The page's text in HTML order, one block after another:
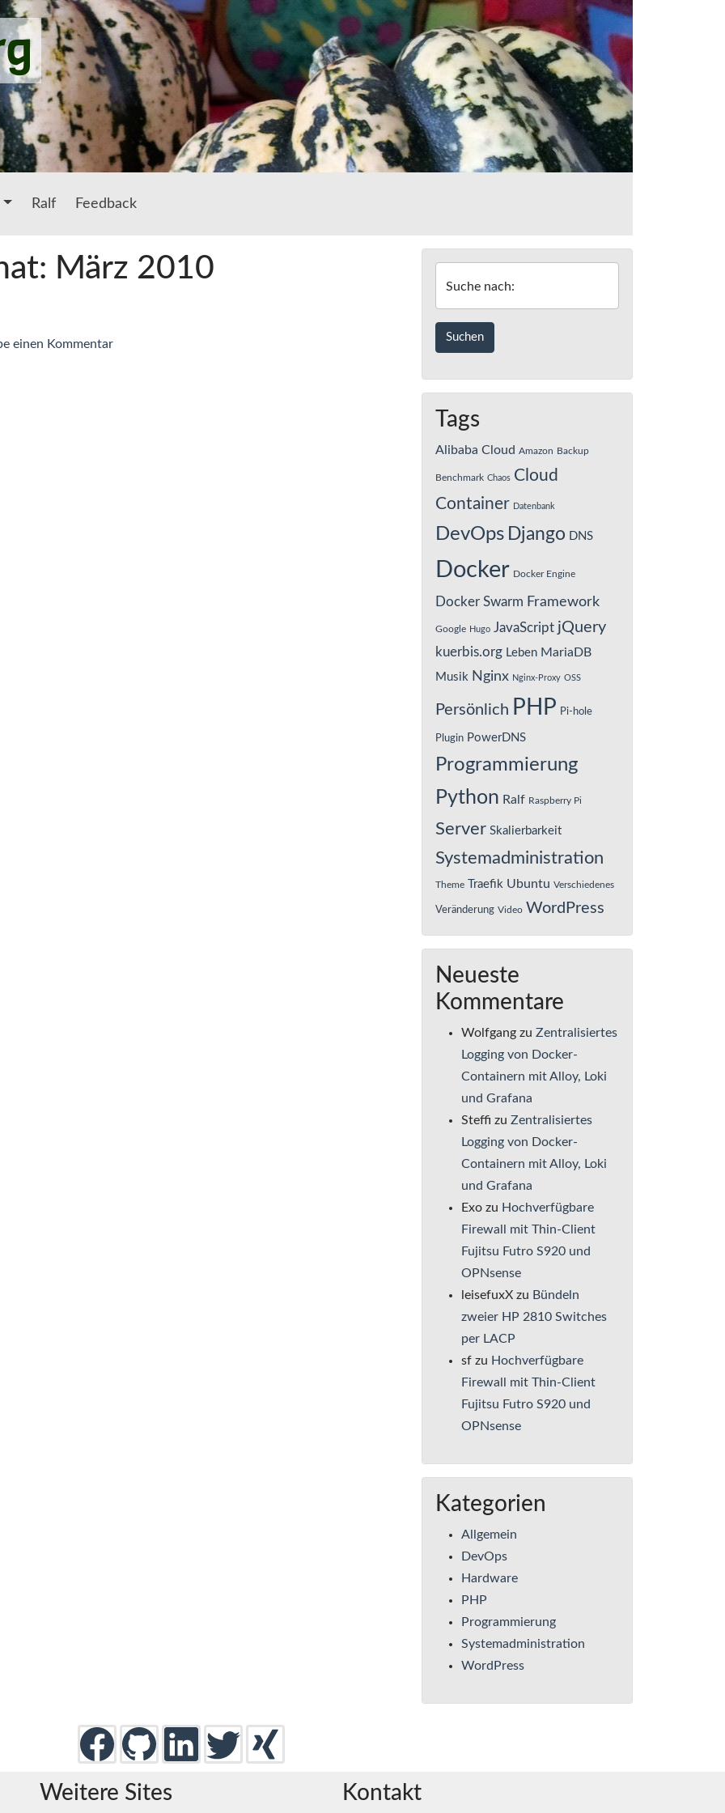
Ralf Feedback
März 2010
einen Kommentarzu
Suche nach:
Tags
Alibaba Cloud Amazon Backup
Benchmark Chaos Cloud
Container Datenbank
DevOps Django DNS
Docker Docker Engine
Docker Swarm Framework
Google Hugo JavaScript jQuery
kuerbis.org Leben MariaDB
Musik Nginx Nginx-Proxy OSS
Persönlich PHP Pi-hole
Plugin PowerDNS
Programmierung
Python Ralf Raspberry Pi
Server Skalierbarkeit
Systemadministration
Theme Traefik Ubuntu Verschiedenes
Veränderung Video WordPress
Neueste
Kommentare
Wolfgang zu Zentralisiertes
Logging von Docker-
Containern mit Alloy, Loki
und Grafana
Steffi zu Zentralisiertes
Logging von Docker-
Containern mit Alloy, Loki
und Grafana
Exo zu Hochverfügbare
Firewall mit Thin-Client
Fujitsu Futro S920 und
OPNsense
leisefuxX zu Bündeln
zweier HP 2810 Switches
per LACP
sf zu Hochverfügbare
Firewall mit Thin-Client
Fujitsu Futro S920 und
OPNsense
Kategorien
Allgemein
DevOps
Hardware
PHP
Programmierung
Systemadministration
WordPress
Weitere Sites Kontakt